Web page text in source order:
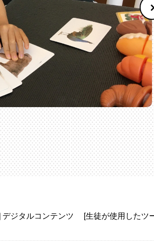
デジタルコンテンツ [生徒が使用したツ